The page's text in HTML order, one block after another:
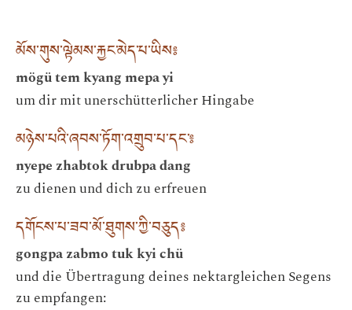
མོས་གུས་ལྟེམས་རྐྱང་མེད་པ་ཡིས༔
mögü tem kyang mepa yi
um dir mit unerschütterlicher Hingabe
མཉེས་པའི་ཞབས་ཏོག་འགྲུབ་པ་དང་༔
nyepe zhabtok drubpa dang
zu dienen und dich zu erfreuen
དགོངས་པ་ཟབ་མོ་ཐུགས་ཀྱི་བཅུད༔
gongpa zabmo tuk kyi chü
und die Übertragung deines nektargleichen Segens
zu empfangen: